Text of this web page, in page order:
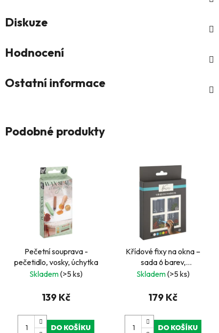
Diskuze
Hodnocení
Ostatní informace
Podobné produkty
Pečetní souprava -
pečetidlo, vosky, úchytka
Skladem(>5 ks)
139 Kč
DO KOŠÍKU
Křídové fixy na okna –
sada 6 barev,
oboustranný hrot
Skladem(>5 ks)
179 Kč
DO KOŠÍKU